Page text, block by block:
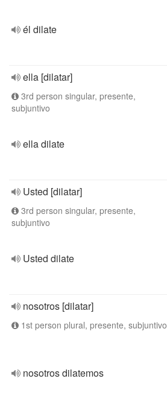
él dilate
ella [dilatar]
3rd person singular, presente,
subjuntivo
ella dilate
Usted [dilatar]
3rd person singular, presente,
subjuntivo
Usted dilate
nosotros [dilatar]
1st person plural, presente, subjuntivo
nosotros dilatemos